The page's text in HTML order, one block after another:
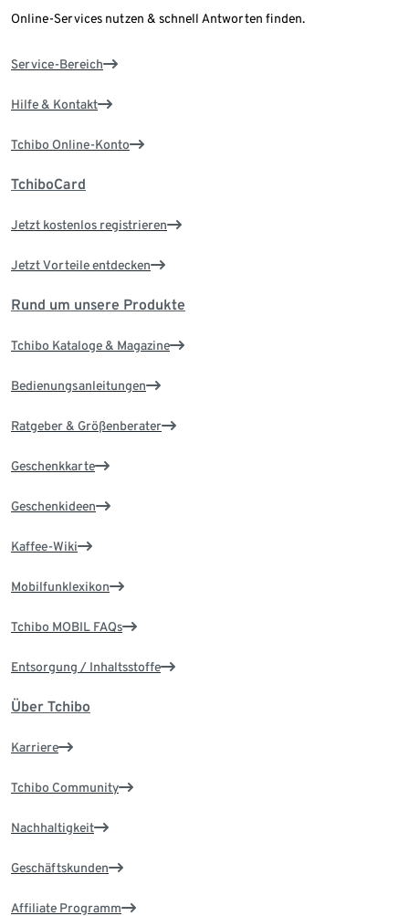
Online-Services nutzen & schnell Antworten finden.
Service-Bereich
Hilfe & Kontakt
Tchibo Online-Konto
TchiboCard
Jetzt kostenlos registrieren
Jetzt Vorteile entdecken
Rund um unsere Produkte
Tchibo Kataloge & Magazine
Bedienungsanleitungen
Ratgeber & Größenberater
Geschenkkarte
Geschenkideen
Kaffee-Wiki
Mobilfunklexikon
Tchibo MOBIL FAQs
Entsorgung / Inhaltsstoffe
Über Tchibo
Karriere
Tchibo Community
Nachhaltigkeit
Geschäftskunden
Affiliate Programm